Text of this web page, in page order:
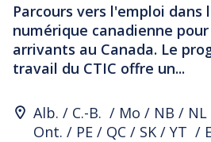
Parcours vers l'emploi dans
numérique canadienne
arrivants au Canada. Le
travail du CTIC offre un...
Program Location
Alb. C.-B. Mo NB NL
Ont.
PE QC SK YT